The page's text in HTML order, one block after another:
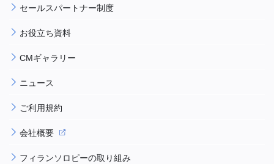
セールスパートナー制度
お役立ち資料
CMギャラリー
ニュース
ご利用規約
会社概要
フィランソロピーの取り組み